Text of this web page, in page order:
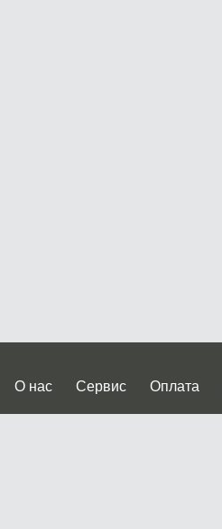
О нас Сервис Оплата